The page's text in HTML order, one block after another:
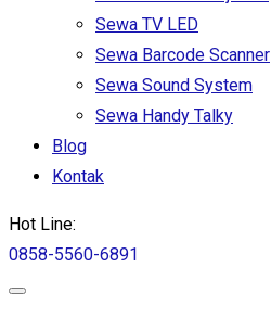
Sewa TV LED
Sewa Barcode Scanner
Sewa Sound System
Sewa Handy Talky
Blog
Kontak
Hot Line:
0858-5560-6891